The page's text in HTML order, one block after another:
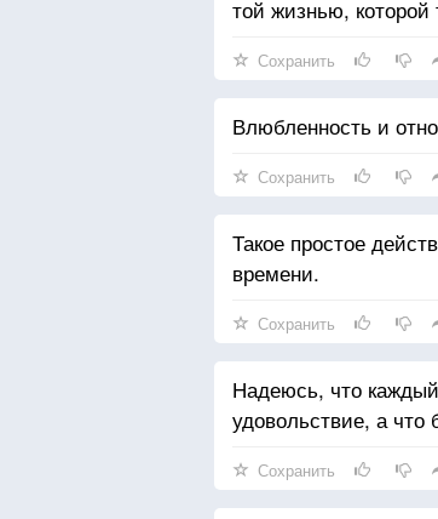
той жизнью,
Сохранить
Влюбленность и
Сохранить
Такое простое
времени.
Сохранить
Надеюсь, что
удовольствие, а что
Сохранить